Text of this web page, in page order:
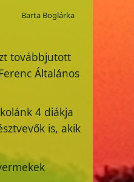
Barta Boglárka
továbbjutott
Általános
4 diákja
is, akik